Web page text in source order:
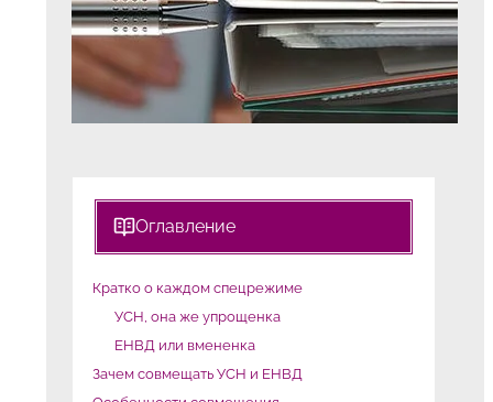
Оглавление
Кратко о каждом спецрежиме
УСН, она же упрощенка
ЕНВД или вмененка
Зачем совмещать УСН и ЕНВД